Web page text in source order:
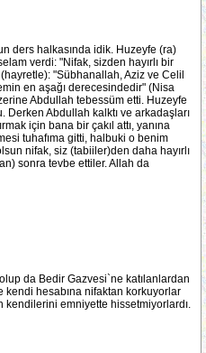
ders halkasında idik. Huzeyfe (ra)
verdi: "Nifak, sizden hayırlı bir
"Sübhanallah, Aziz ve Celil
en aşağı derecesindedir" (Nisa
Abdullah tebessüm etti. Huzeyfe
Derken Abdullah kalktı ve arkadaşları
için bana bir çakıl attı, yanına
tuhafıma gitti, halbuki o benim
nifak, siz (tabiiler)den daha hayırlı
sonra tevbe ettiler. Allah da
da Bedir Gazvesi`ne katılanlardan
kendi hesabına nifaktan korkuyorlar
emniyette hissetmiyorlardı.